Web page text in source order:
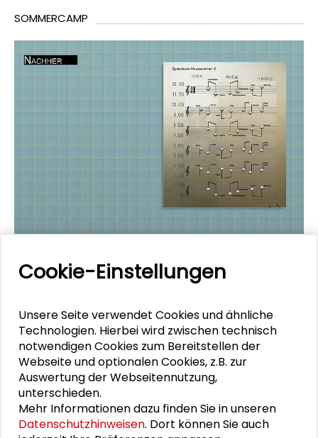
SOMMERCAMP
Sommercamp 2008. Raum für soziale
Provokation als Mittel der Aktivierung: Wenn ein
Schild ankündigt, dass eine innerstädtische
Freifläche zur Anbaufläche für Genmais oder ein
ehemaliges Bürgerzentrum zum Bordell
umfunktioniert werden soll, werden die Anwohner
zunächst protestieren und dann gemeinsam
überlegen, welche Alternativen bestehen. Diese
und vier weitere Arbeiten sind Gewinner des
Cookie-Einstellungen
Unsere Seite verwendet Cookies und ähnliche
Technologien. Hierbei wird zwischen technisch
notwendigen Cookies zum Bereitstellen der
Webseite und optionalen Cookies, z.B. zur
Auswertung der Webseitennutzung,
unterschieden.
Mehr Informationen dazu finden Sie in unseren
Datenschutzhinweisen. Dort können Sie auch